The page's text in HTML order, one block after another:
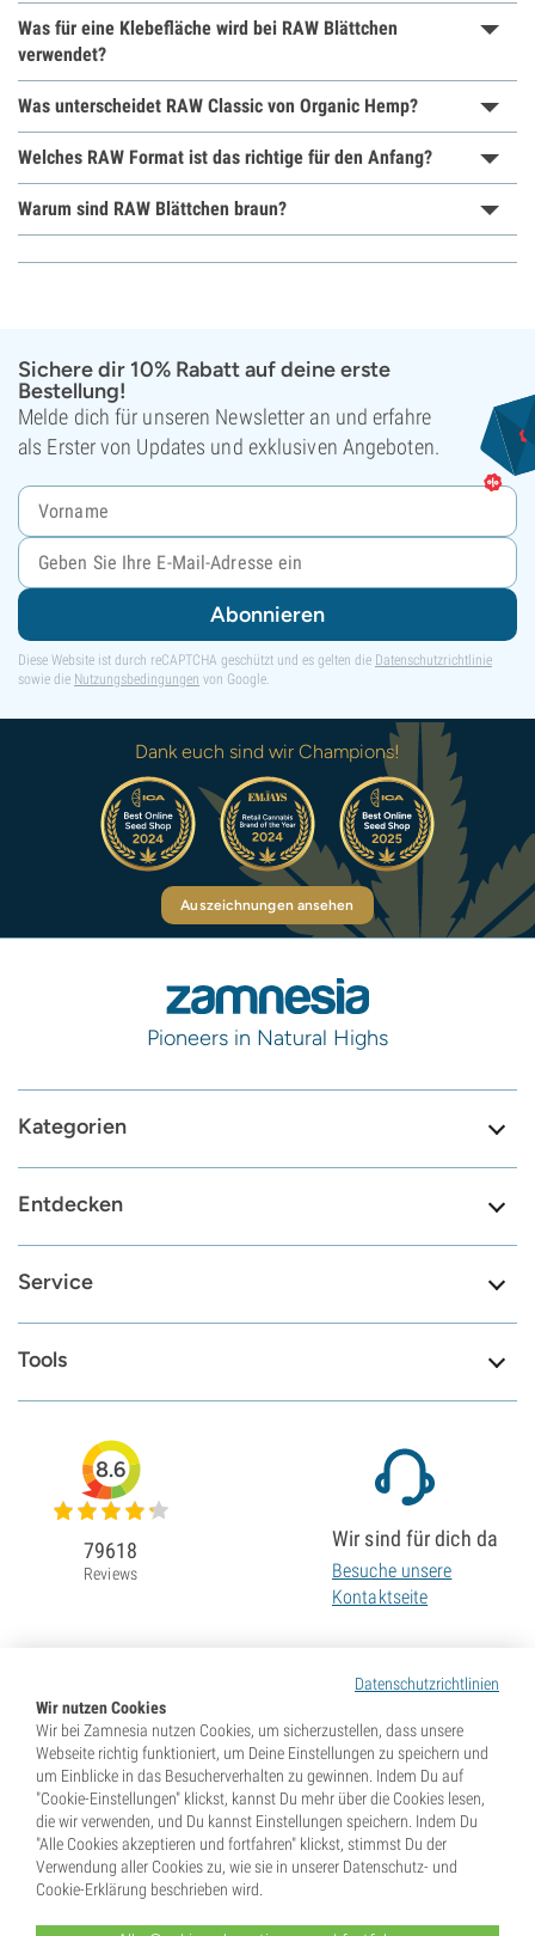
Was für eine Klebefläche wird bei RAW Blättchen
verwendet?
Was unterscheidet RAW Classic von Organic Hemp?
Welches RAW Format ist das richtige für den Anfang?
Warum sind RAW Blättchen braun?
Sichere dir 10% Rabatt auf deine erste
Bestellung!
Melde dich für unseren Newsletter an und erfahre
als Erster von Updates und exklusiven Angeboten.
Abonnieren
Diese Website ist durch reCAPTCHA geschützt und es gelten die Datenschutzrichtlinie
sowie die Nutzungsbedingungen von Google.
Dank euch sind wir Champions!
Auszeichnungen ansehen
Pioneers in Natural Highs
Kategorien
Entdecken
Service
Tools
Datenschutzrichtlinien
Wir nutzen Cookies
Wir bei Zamnesia nutzen Cookies, um sicherzustellen, dass unsere
Webseite richtig funktioniert, um Deine Einstellungen zu speichern und
um Einblicke in das Besucherverhalten zu gewinnen. Indem Du auf
"Cookie-Einstellungen" klickst, kannst Du mehr über die Cookies lesen,
die wir verwenden, und Du kannst Einstellungen speichern. Indem Du
"Alle Cookies akzeptieren und fortfahren" klickst, stimmst Du der
Verwendung aller Cookies zu, wie sie in unserer Datenschutz- und
Cookie-Erklärung beschrieben wird.
8.6
79618
Reviews
Wir sind für dich da
Besuche unsere
Kontaktseite